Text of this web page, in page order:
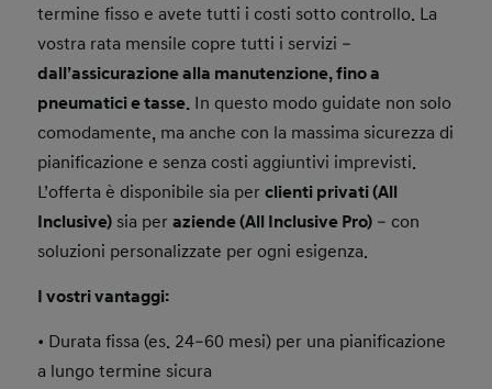
termine fisso e avete tutti i costi sotto controllo. La
vostra rata mensile copre tutti i servizi –
dall’assicurazione alla manutenzione, fino a
pneumatici e tasse. In questo modo guidate non solo
comodamente, ma anche con la massima sicurezza di
pianificazione e senza costi aggiuntivi imprevisti.
L’offerta è disponibile sia perclienti privati (All
Inclusive) sia peraziende (All Inclusive Pro) – con
soluzioni personalizzate per ogni esigenza.
I vostri vantaggi:
• Durata fissa (es. 24–60 mesi) per una pianificazione
a lungo termine sicura